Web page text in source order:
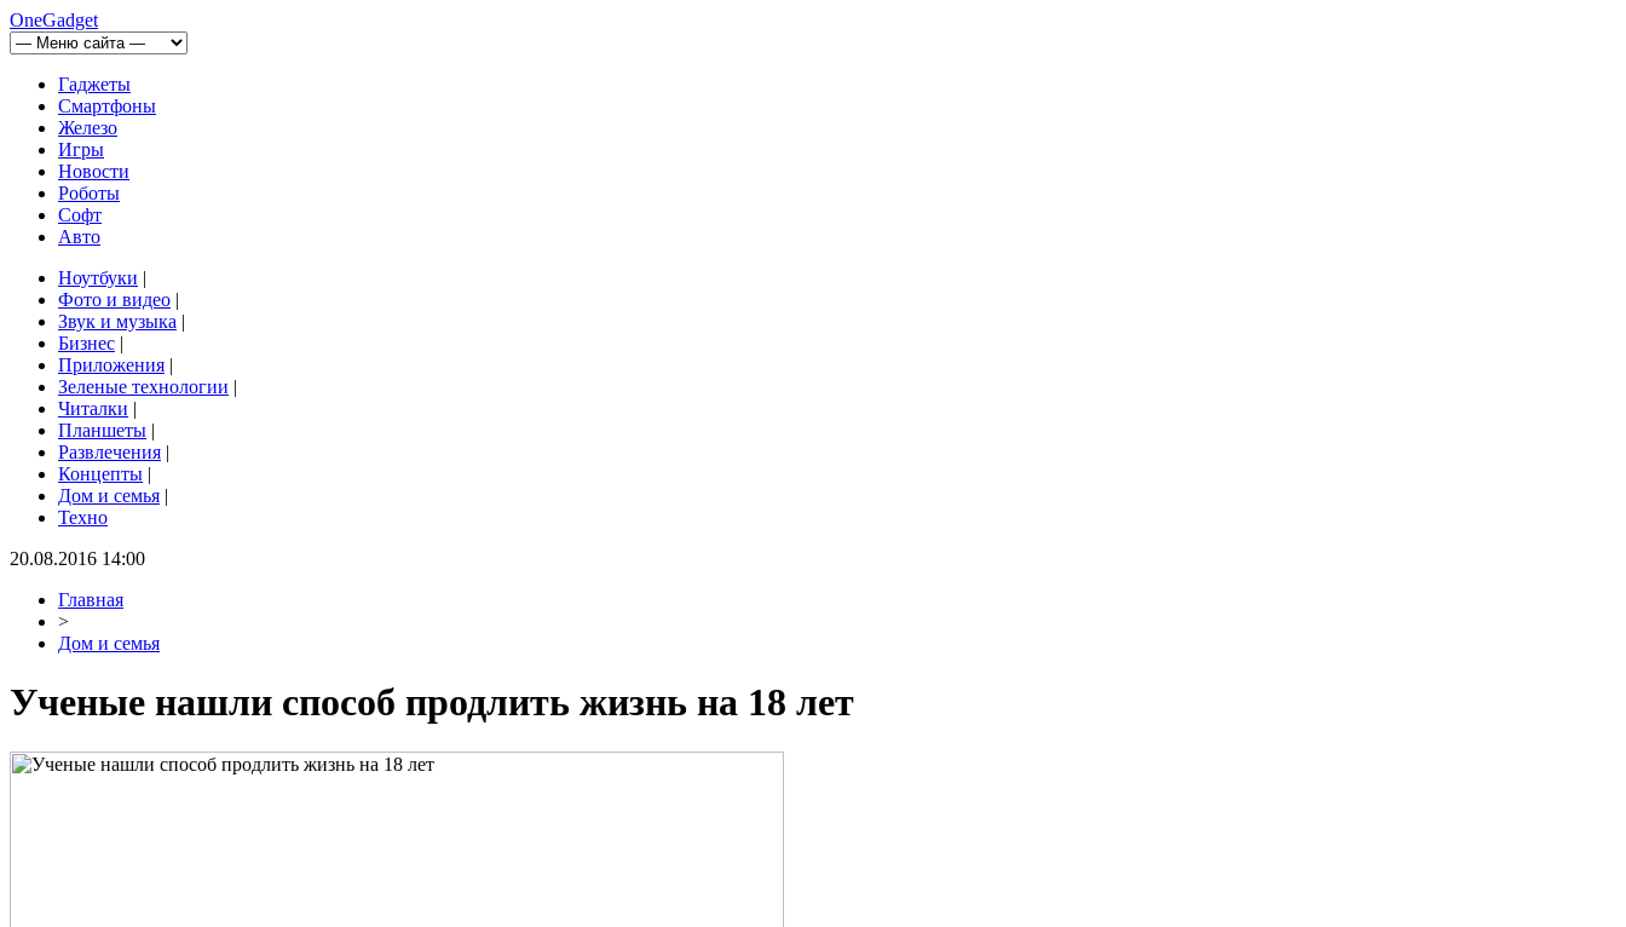
OneGadget
Гаджеты
Смартфоны
Железо
Игры
Новости
Роботы
Софт
Авто
Ноутбуки |
Фото и видео |
Звук и музыка |
Бизнес |
Приложения |
Зеленые технологии |
Читалки |
Планшеты |
Развлечения |
Концепты |
Дом и семья |
Техно
20.08.2016 14:00
Главная
>
Дом и семья
Ученые нашли способ продлить жизнь на 18 лет